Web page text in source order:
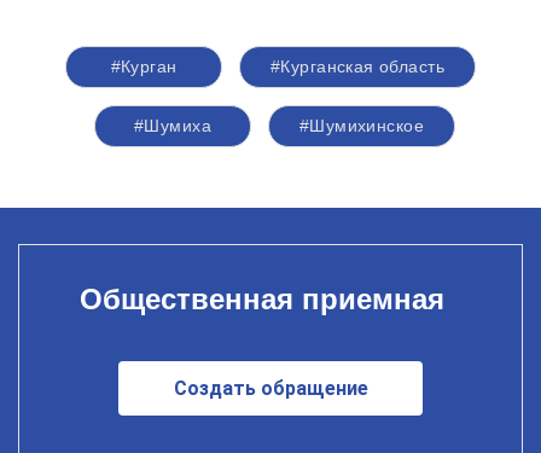
#Курган #Курганская область
#Шумиха #Шумихинское
Общественная приемная
Создать обращение